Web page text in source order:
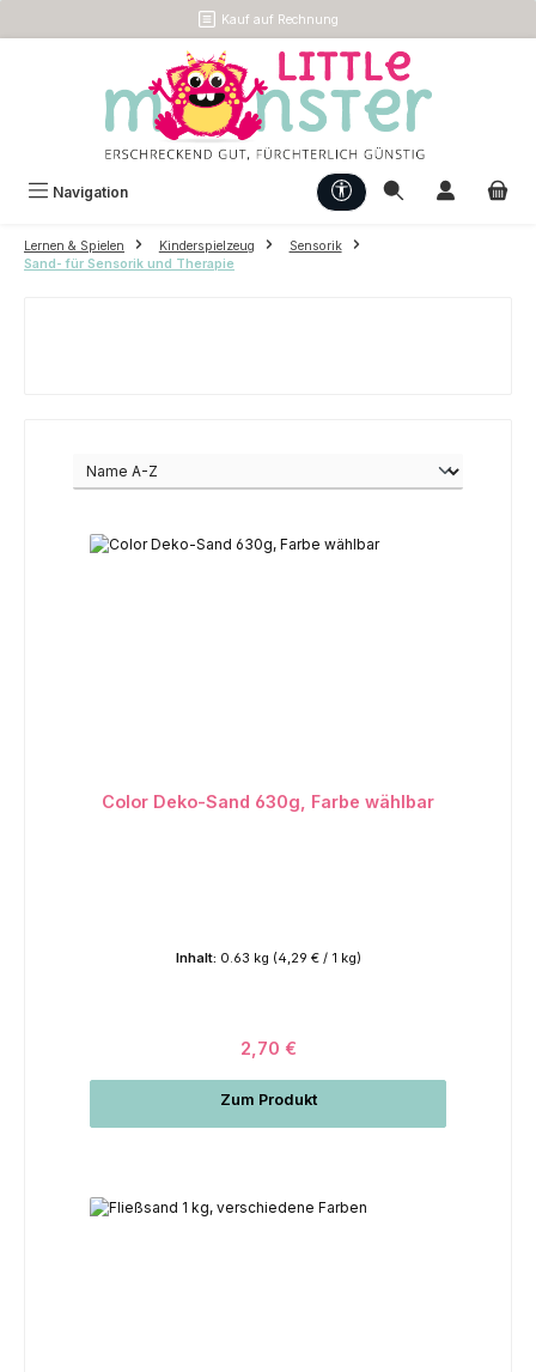
Kauf auf Rechnung
Navigation Werkzeugleiste anzeigen
Lernen & Spielen Kinderspielzeug
Sensorik
Sand- für Sensorik und Therapie
Color Deko-Sand 630g, Farbe wählbar
Inhalt: 0.63 kg (4,29 € / 1 kg)
2,70 €
Zum Produkt